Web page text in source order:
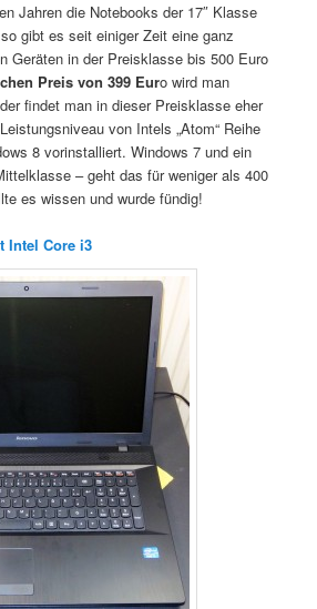
Jahren die Notebooks der 17″ Klasse
gibt es seit einiger Zeit eine ganz
Geräten in der Preisklasse bis 500 Euro
Preis von 399 Euro wird man
findet man in dieser Preisklasse eher
von Intels „Atom“ Reihe
8 vorinstalliert. Windows 7 und ein
– geht das für weniger als 400
es wissen und wurde fündig!
Intel Core i3